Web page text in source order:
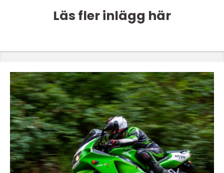
Läs fler inlägg här